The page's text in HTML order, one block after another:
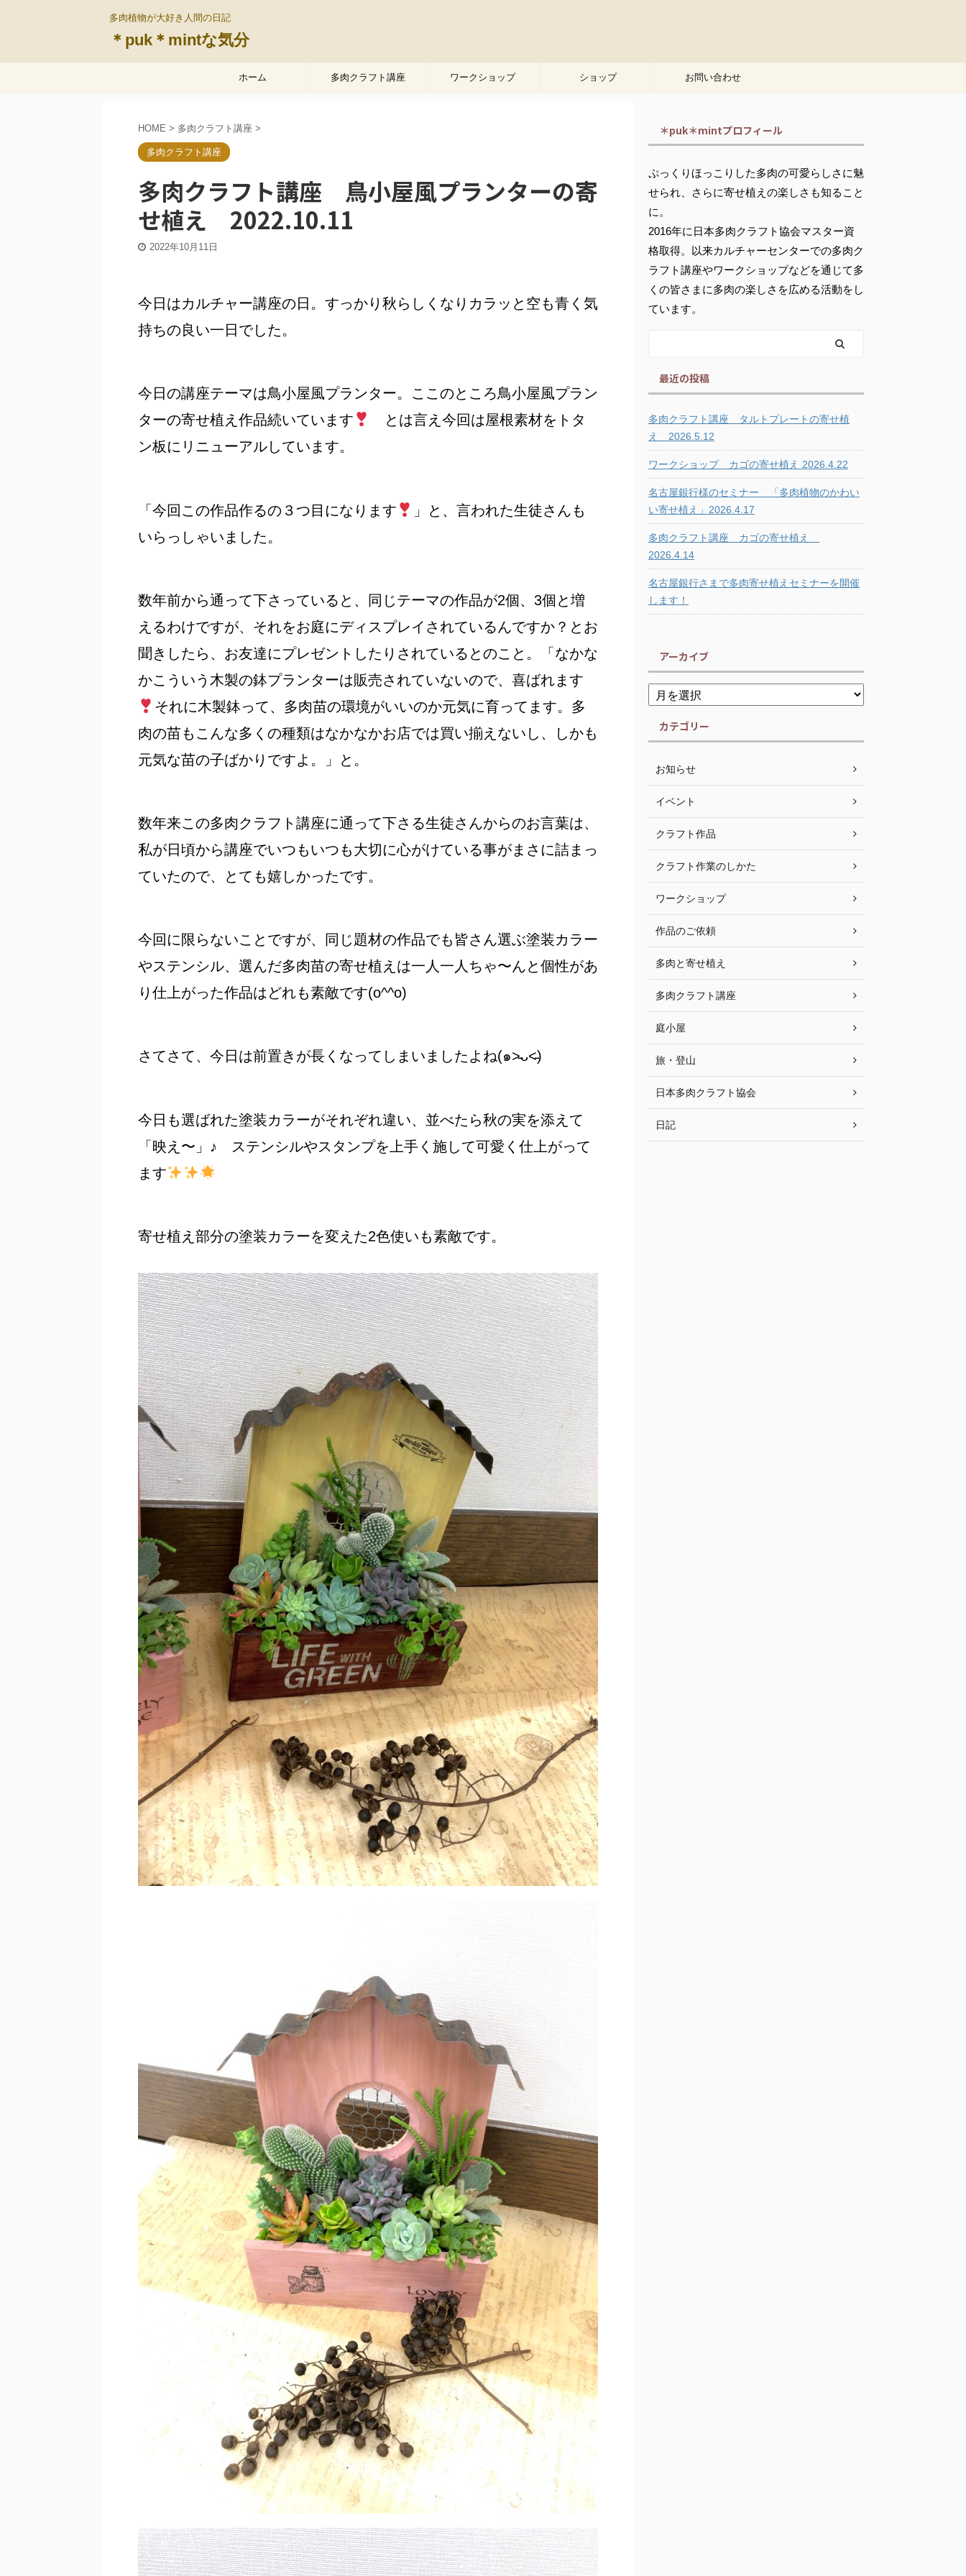
多肉植物が大好き人間の日記
＊puk＊mintな気分
ホーム 多肉クラフト講座 ワークショップ ショップ お問い合わせ
HOME > 多肉クラフト講座 >
多肉クラフト講座
多肉クラフト講座 鳥小屋風プランターの寄
せ植え 2022.10.11
2022年10月11日
今日はカルチャー講座の日。すっかり秋らしくなりカラッと空も青く気
持ちの良い一日でした。
今日の講座テーマは鳥小屋風プランター。ここのところ鳥小屋風プラン
ターの寄せ植え作品続いています
とは言え今回は屋根素材をトタ
ン板にリニューアルしています。
「今回この作品作るの３つ目になります
」と、言われた生徒さんも
いらっしゃいました。
数年前から通って下さっていると、同じテーマの作品が2個、3個と増
えるわけですが、それをお庭にディスプレイされているんですか？とお
聞きしたら、お友達にプレゼントしたりされているとのこと。「なかな
かこういう木製の鉢プランターは販売されていないので、喜ばれます
それに木製鉢って、多肉苗の環境がいいのか元気に育ってます。多
肉の苗もこんな多くの種類はなかなかお店では買い揃えないし、しかも
元気な苗の子ばかりですよ。」と。
数年来この多肉クラフト講座に通って下さる生徒さんからのお言葉は、
私が日頃から講座でいつもいつも大切に心がけている事がまさに詰まっ
ていたので、とても嬉しかったです。
今回に限らないことですが、同じ題材の作品でも皆さん選ぶ塗装カラー
やステンシル、選んだ多肉苗の寄せ植えは一人一人ちゃ〜んと個性があ
り仕上がった作品はどれも素敵です(o^^o)
さてさて、今日は前置きが長くなってしまいましたよね(๑˃̵ᴗ˂̵)
今日も選ばれた塗装カラーがそれぞれ違い、並べたら秋の実を添えて
「映え〜」♪ ステンシルやスタンプを上手く施して可愛く仕上がって
ます
寄せ植え部分の塗装カラーを変えた2色使いも素敵です。
＊puk＊mintプロフィール
ぷっくりほっこりした多肉の可愛らしさに魅
せられ、さらに寄せ植えの楽しさも知ること
に。
2016年に日本多肉クラフト協会マスター資
格取得。以来カルチャーセンターでの多肉ク
ラフト講座やワークショップなどを通じて多
くの皆さまに多肉の楽しさを広める活動をし
ています。
最近の投稿
多肉クラフト講座 タルトプレートの寄せ植
え 2026.5.12
ワークショップ カゴの寄せ植え 2026.4.22
名古屋銀行様のセミナー 「多肉植物のかわい
い寄せ植え」2026.4.17
多肉クラフト講座 カゴの寄せ植え
2026.4.14
名古屋銀行さまで多肉寄せ植えセミナーを開催
します！
アーカイブ
カテゴリー
お知らせ
イベント
クラフト作品
クラフト作業のしかた
ワークショップ
作品のご依頼
多肉と寄せ植え
多肉クラフト講座
庭小屋
旅・登山
日本多肉クラフト協会
日記